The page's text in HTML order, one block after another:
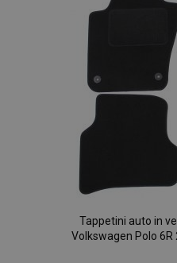
Tappetini auto in
Volkswagen Polo